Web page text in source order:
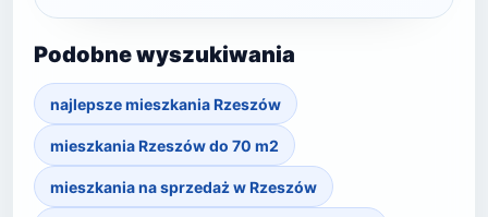
Podobne wyszukiwania
najlepsze mieszkania Rzeszów
mieszkania Rzeszów do 70 m2
mieszkania na sprzedaż w Rzeszów